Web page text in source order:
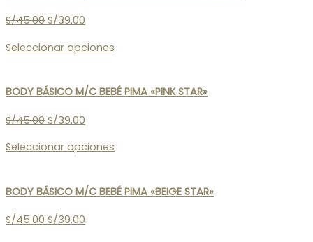
S/45.00 S/39.00
Seleccionar opciones
BODY BÁSICO M/C BEBÉ PIMA «PINK STAR»
S/45.00 S/39.00
Seleccionar opciones
BODY BÁSICO M/C BEBÉ PIMA «BEIGE STAR»
S/45.00 S/39.00